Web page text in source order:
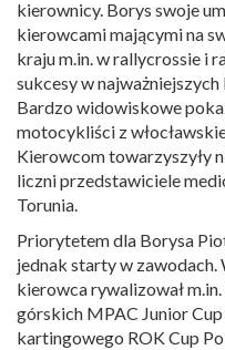
kierownicy. Borys swoje
kierowcami mającymi na
kraju m.in. w rallycrossie i
sukcesy w
Bardzo widowiskowe
motocykliści z
Kierowcom towarzyszyły
liczni przedstawiciele
Torunia.
Priorytetem dla Borysa
jednak starty w zawodach.
kierowca rywalizował
górskich MPAC Junior
kartingowego ROK Cup